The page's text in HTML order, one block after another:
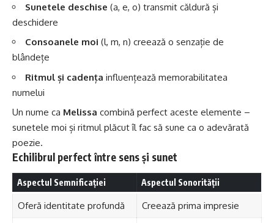
Sunetele deschise (a, e, o) transmit căldură și
deschidere
Consoanele moi (l, m, n) creează o senzație de
blândețe
Ritmul și cadența influențează memorabilitatea
numelui
Un nume ca Melissa combină perfect aceste elemente –
sunetele moi și ritmul plăcut îl fac să sune ca o adevărată
poezie.
Echilibrul perfect între sens și sunet
Aspectul Semnificației Aspectul Sonorității
Oferă identitate profundă Creează prima impresie